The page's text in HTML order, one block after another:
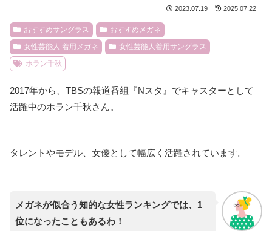
2023.07.19 2025.07.22
おすすめサングラス
おすすめメガネ
女性芸能人 着用メガネ
女性芸能人着用サングラス
ホラン千秋
2017年から、TBSの報道番組『Nスタ』でキャスターとして
活躍中のホラン千秋さん。
タレントやモデル、女優として幅広く活躍されています。
メガネが似合う知的な女性ランキングでは、1
位になったこともあるわ！